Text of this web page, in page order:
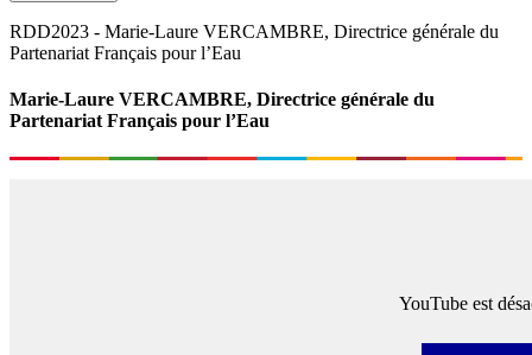
RDD2023 - Marie-Laure VERCAMBRE, Directrice générale du
Partenariat Français pour l’Eau
Marie-Laure VERCAMBRE, Directrice générale du
Partenariat Français pour l’Eau
YouTube est